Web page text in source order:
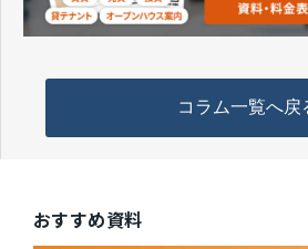
コラム一覧へ戻
おすすめ資料